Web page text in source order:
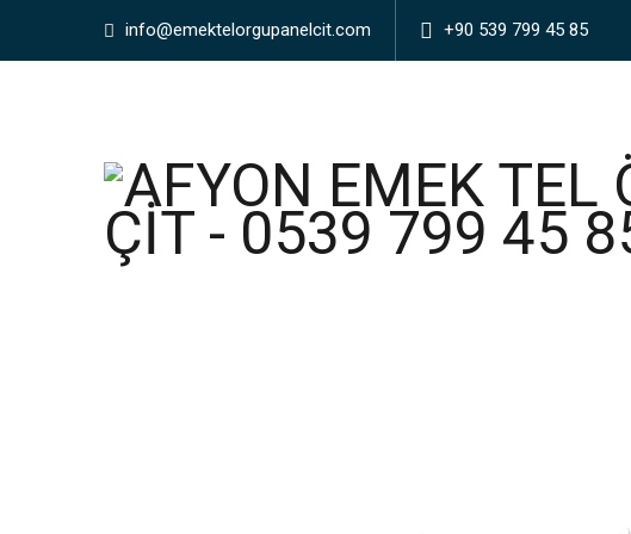
info@emektelorgupanelcit.com +90 539 799 45 85